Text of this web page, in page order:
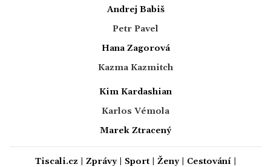
Andrej Babiš
Petr Pavel
Hana Zagorová
Kazma Kazmitch
Kim Kardashian
Karlos Vémola
Marek Ztracený
Tiscali.cz Zprávy| Sport| Ženy| Cestování|